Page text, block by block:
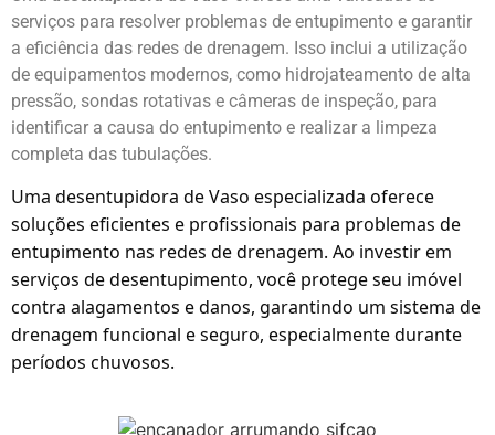
serviços para resolver problemas de entupimento e garantir
a eficiência das redes de drenagem. Isso inclui a utilização
de equipamentos modernos, como hidrojateamento de alta
pressão, sondas rotativas e câmeras de inspeção, para
identificar a causa do entupimento e realizar a limpeza
completa das tubulações.
Uma desentupidora de Vaso especializada oferece
soluções eficientes e profissionais para problemas de
entupimento nas redes de drenagem. Ao investir em
serviços de desentupimento, você protege seu imóvel
contra alagamentos e danos, garantindo um sistema de
drenagem funcional e seguro, especialmente durante
períodos chuvosos.